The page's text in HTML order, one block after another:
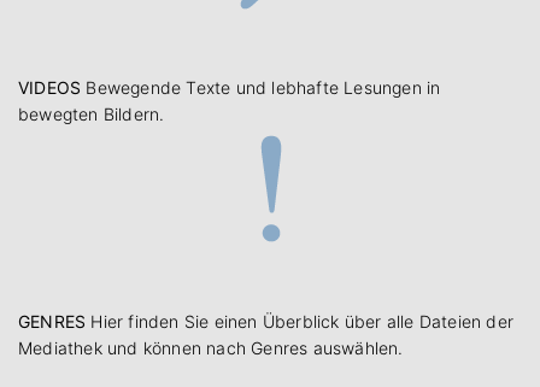
VIDEOS Bewegende Texte und lebhafte Lesungen in
bewegten Bildern.
GENRES Hier finden Sie einen Überblick über alle Dateien der
Mediathek und können nach Genres auswählen.